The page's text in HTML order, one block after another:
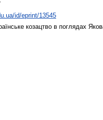
id/eprint/13545
козацтво в поглядах